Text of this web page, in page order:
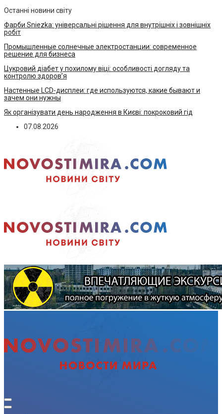
Останні новини світу
Фарби Sniezka: універсальні рішення для внутрішніх і зовнішніх
робіт
Промышленные солнечные электростанции: современное
решение для бизнеса
Цукровий діабет у похилому віці: особливості догляду та
контролю здоров’я
Настенные LCD-дисплеи: где используются, какие бывают и
зачем они нужны
Як організувати день народження в Києві: покроковий гід
07.08.2026